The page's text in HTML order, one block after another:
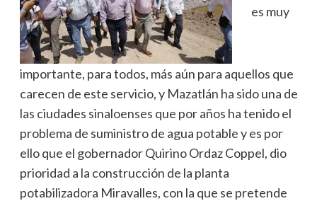
es muy
importante, para todos, más aún para aquellos que
carecen de este servicio, y Mazatlán ha sido una de
las ciudades sinaloenses que por años ha tenido el
problema de suministro de agua potable y es por
ello que el gobernador Quirino Ordaz Coppel, dio
prioridad a la construcción de la planta
potabilizadora Miravalles, con la que se pretende